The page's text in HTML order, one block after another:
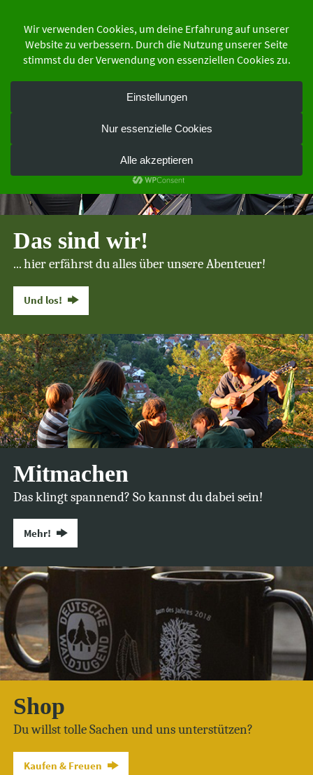
springen
der Schutzgemeinschaft Deutscher Wald
Bundesverband e.V.
Das sind wir!
... hier erfährst du alles über unsere Abenteuer!
Und los!
Mitmachen
Das klingt spannend? So kannst du dabei sein!
Mehr!
Shop
Du willst tolle Sachen und uns unterstützen?
Kaufen & Freuen